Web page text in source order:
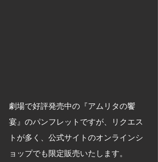
劇場で好評発売中の『アムリタの饗
宴』のパンフレットですが、リクエス
トが多く、公式サイトのオンラインシ
ョップでも限定販売いたします。